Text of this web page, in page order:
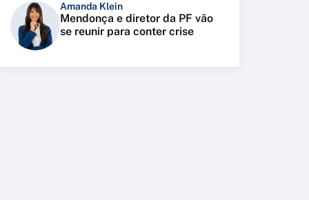
Amanda Klein
Mendonça e diretor da PF vão
se reunir para conter crise